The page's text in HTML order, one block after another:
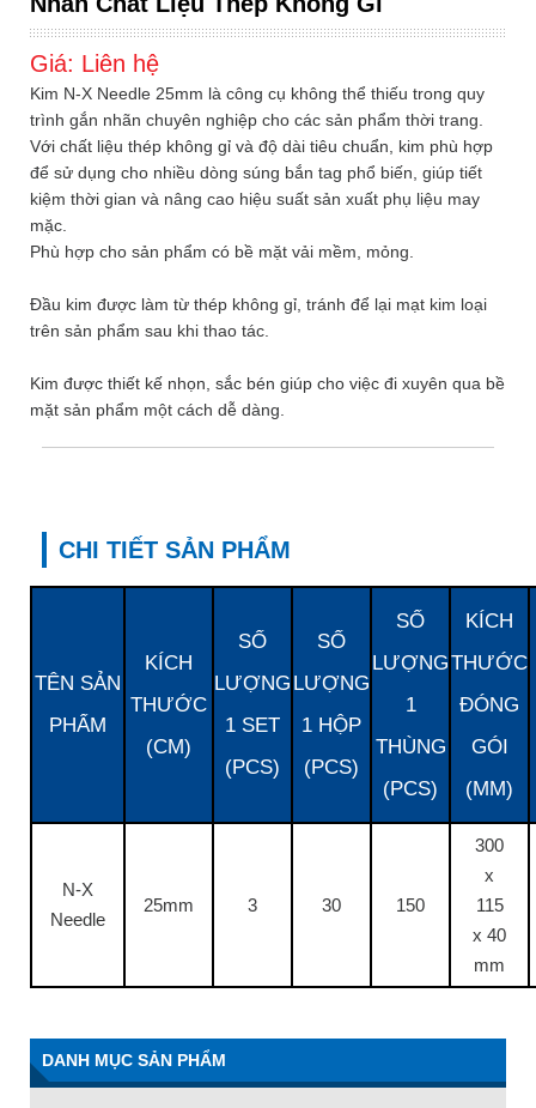
Giá: Liên hệ
Kim N-X Needle 25mm là công cụ không thể thiếu trong quy
trình gắn nhãn chuyên nghiệp cho các sản phẩm thời trang.
Với chất liệu thép không gỉ và độ dài tiêu chuẩn, kim phù hợp
để sử dụng cho nhiều dòng súng bắn tag phổ biến, giúp tiết
kiệm thời gian và nâng cao hiệu suất sản xuất phụ liệu may
mặc.
Phù hợp cho sản phẩm có bề mặt vải mềm, mỏng.
Đầu kim được làm từ thép không gỉ, tránh để lại mạt kim loại
trên sản phẩm sau khi thao tác.
Kim được thiết kế nhọn, sắc bén giúp cho việc đi xuyên qua bề
mặt sản phẩm một cách dễ dàng.
CHI TIẾT SẢN PHẨM
TÊN SẢN
PHẨM
KÍCH
THƯỚC
(CM)
SỐ
LƯỢNG
1 SET
(PCS)
SỐ
LƯỢNG
1 HỘP
(PCS)
SỐ
LƯỢNG
1
THÙNG
(PCS)
KÍCH
THƯỚC
ĐÓNG
GÓI
(MM)
N-X
Needle
25mm 3 30 150
300
x
115
x 40
mm
DANH MỤC SẢN PHẨM